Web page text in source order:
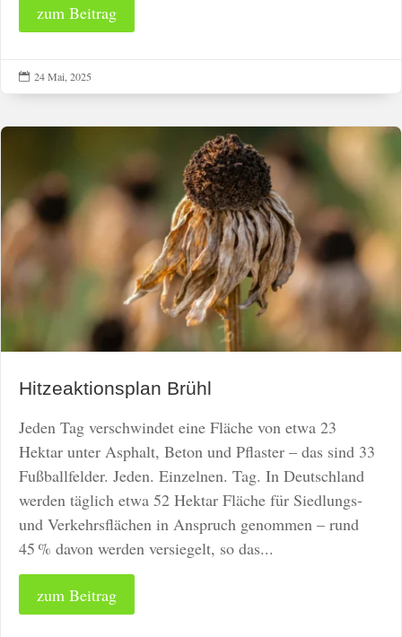
zum Beitrag
 24 Mai, 2025
Hitzeaktionsplan Brühl
Jeden Tag verschwindet eine Fläche von etwa 23
Hektar unter Asphalt, Beton und Pflaster – das sind 33
Fußballfelder. Jeden. Einzelnen. Tag. In Deutschland
werden täglich etwa 52 Hektar Fläche für Siedlungs-
und Verkehrsflächen in Anspruch genommen – rund
45 % davon werden versiegelt, so das...
zum Beitrag